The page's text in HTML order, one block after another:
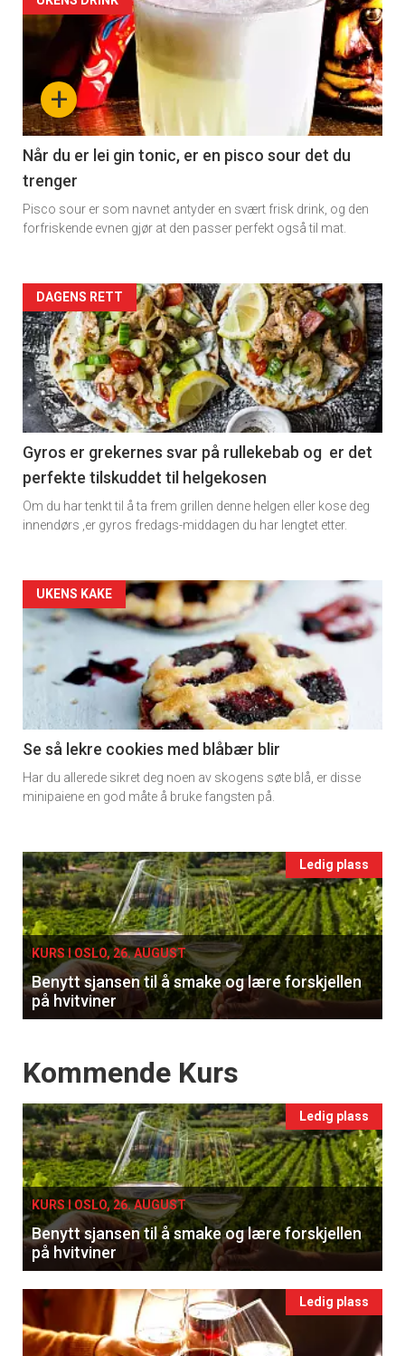
detail
section
11
Dagens
rett
+
Når du er lei gin tonic, er en pisco sour det du
trenger
Pisco sour er som navnet antyder en svært frisk drink, og den
forfriskende evnen gjør at den passer perfekt også til mat.
Artikler
detail
-
section
11
Dagens
rett
DAGENS RETT
Gyros er grekernes svar på rullekebab og er det
perfekte tilskuddet til helgekosen
Om du har tenkt til å ta frem grillen denne helgen eller kose deg
innendørs ,er gyros fredags-middagen du har lengtet etter.
Artikler
detail
-
section
11
Ukens
UKENS KAKE
Se så lekre cookies med blåbær blir
Har du allerede sikret deg noen av skogens søte blå, er disse
minipaiene en god måte å bruke fangsten på.
Events
single
Ledig plass
KURS I OSLO, 26. AUGUST
Benytt sjansen til å smake og lære forskjellen
på hvitviner
Events
Kommende Kurs
Ledig plass
KURS I OSLO, 26. AUGUST
Benytt sjansen til å smake og lære forskjellen
på hvitviner
Ledig plass